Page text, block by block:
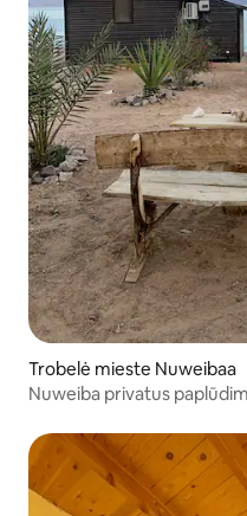
Trobelė mieste Nuweibaa
Nuweiba privatus